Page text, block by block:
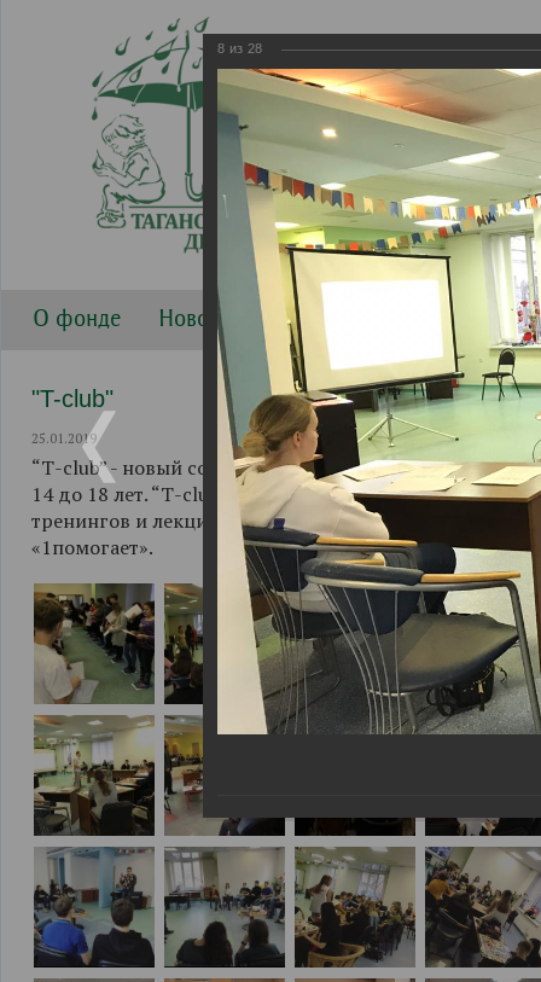
О фонде Новости Направления работы
"T-club"
25.01.2019
“Т-club” - новый совместный проект Таганского
14 до 18 лет. “Т-club” начал свою работу 1 декабря
тренингов и лекций, при активном участии ФГБОУ
«1помогает».
8 из 28